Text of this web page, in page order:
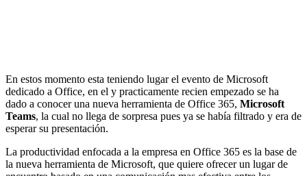
En estos momento esta teniendo lugar el evento de Microsoft
dedicado a Office, en el y practicamente recien empezado se ha
dado a conocer una nueva herramienta de Office 365, Microsoft
Teams, la cual no llega de sorpresa pues ya se había filtrado y era de
esperar su presentación.
La productividad enfocada a la empresa en Office 365 es la base de
la nueva herramienta de Microsoft, que quiere ofrecer un lugar de